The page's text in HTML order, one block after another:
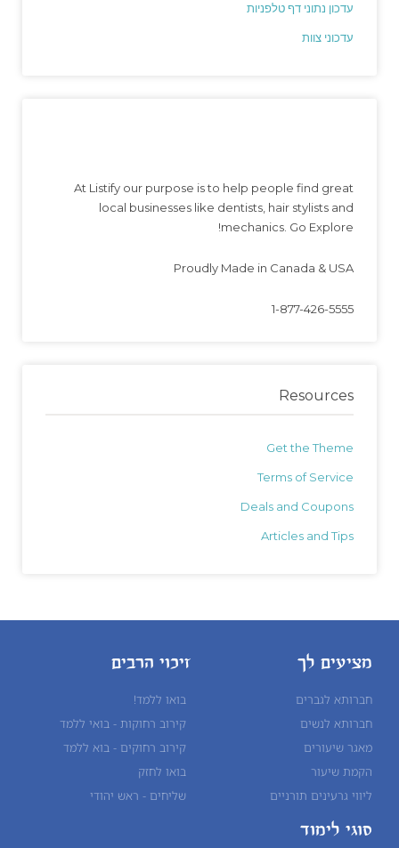
עדכון נתוני דף טלפניות
עדכוני צוות
At Listify our purpose is to help people find great
local businesses like dentists, hair stylists and
mechanics. Go Explore!
Proudly Made in Canada & USA
1-877-426-5555
Resources
Get the Theme
Terms of Service
Deals and Coupons
Articles and Tips
מציעים לך
חברותא לגברים
חברותא לנשים
מאגר שיעורים
הקמת שיעור
ליווי גרעינים תורניים
זיכוי הרבים
בואו ללמד!
קירוב רחוקות - בואי ללמד
קירוב רחוקים - בוא ללמד
בואו לחזק
שליחים - ראש יהודי
סוגי לימוד